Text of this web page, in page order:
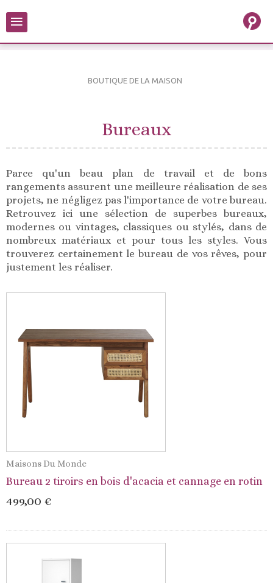
≡
BOUTIQUE DE LA MAISON
Bureaux
Parce qu'un beau plan de travail et de bons
rangements assurent une meilleure réalisation de ses
projets, ne négligez pas l'importance de votre bureau.
Retrouvez ici une sélection de superbes bureaux,
modernes ou vintages, classiques ou stylés, dans de
nombreux matériaux et pour tous les styles. Vous
trouverez certainement le bureau de vos rêves, pour
justement les réaliser.
Maisons Du Monde
Bureau 2 tiroirs en bois d'acacia et cannage en rotin
499,00 €